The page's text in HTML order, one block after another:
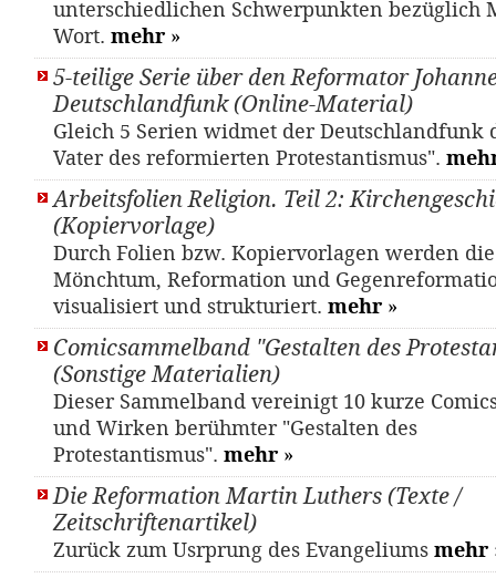
unterschiedlichen Schwerpunkten bezüglich
Wort. mehr »
5-teilige Serie über den Reformator
Deutschlandfunk (Online-Material)
Gleich 5 Serien widmet der Deutschlandfunk
Vater des reformierten Protestantismus".
Arbeitsfolien Religion. Teil 2:
(Kopiervorlage)
Durch Folien bzw. Kopiervorlagen werden
Mönchtum, Reformation und
visualisiert und strukturiert. mehr »
Comicsammelband "Gestalten des
(Sonstige Materialien)
Dieser Sammelband vereinigt 10 kurze
und Wirken berühmter "Gestalten des
Protestantismus". mehr »
Die Reformation Martin Luthers (Texte /
Zeitschriftenartikel)
Zurück zum Usrprung des Evangeliums mehr